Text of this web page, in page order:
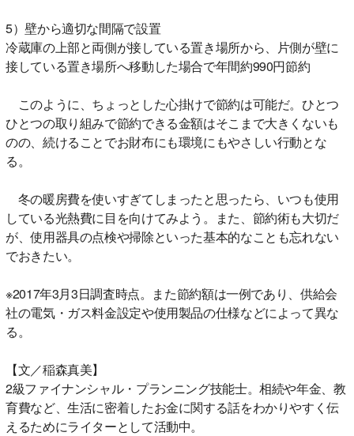
5）壁から適切な間隔で設置
冷蔵庫の上部と両側が接している置き場所から、片側が壁に
接している置き場所へ移動した場合で年間約990円節約
このように、ちょっとした心掛けで節約は可能だ。ひとつ
ひとつの取り組みで節約できる金額はそこまで大きくないも
のの、続けることでお財布にも環境にもやさしい行動とな
る。
冬の暖房費を使いすぎてしまったと思ったら、いつも使用
している光熱費に目を向けてみよう。また、節約術も大切だ
が、使用器具の点検や掃除といった基本的なことも忘れない
でおきたい。
※2017年3月3日調査時点。また節約額は一例であり、供給会
社の電気・ガス料金設定や使用製品の仕様などによって異な
る。
【文／稲森真美】
2級ファイナンシャル・プランニング技能士。相続や年金、教
育費など、生活に密着したお金に関する話をわかりやすく伝
えるためにライターとして活動中。